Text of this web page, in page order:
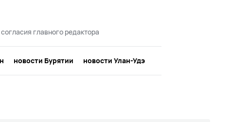
главного редактора
новости Бурятии новости Улан-Удэ